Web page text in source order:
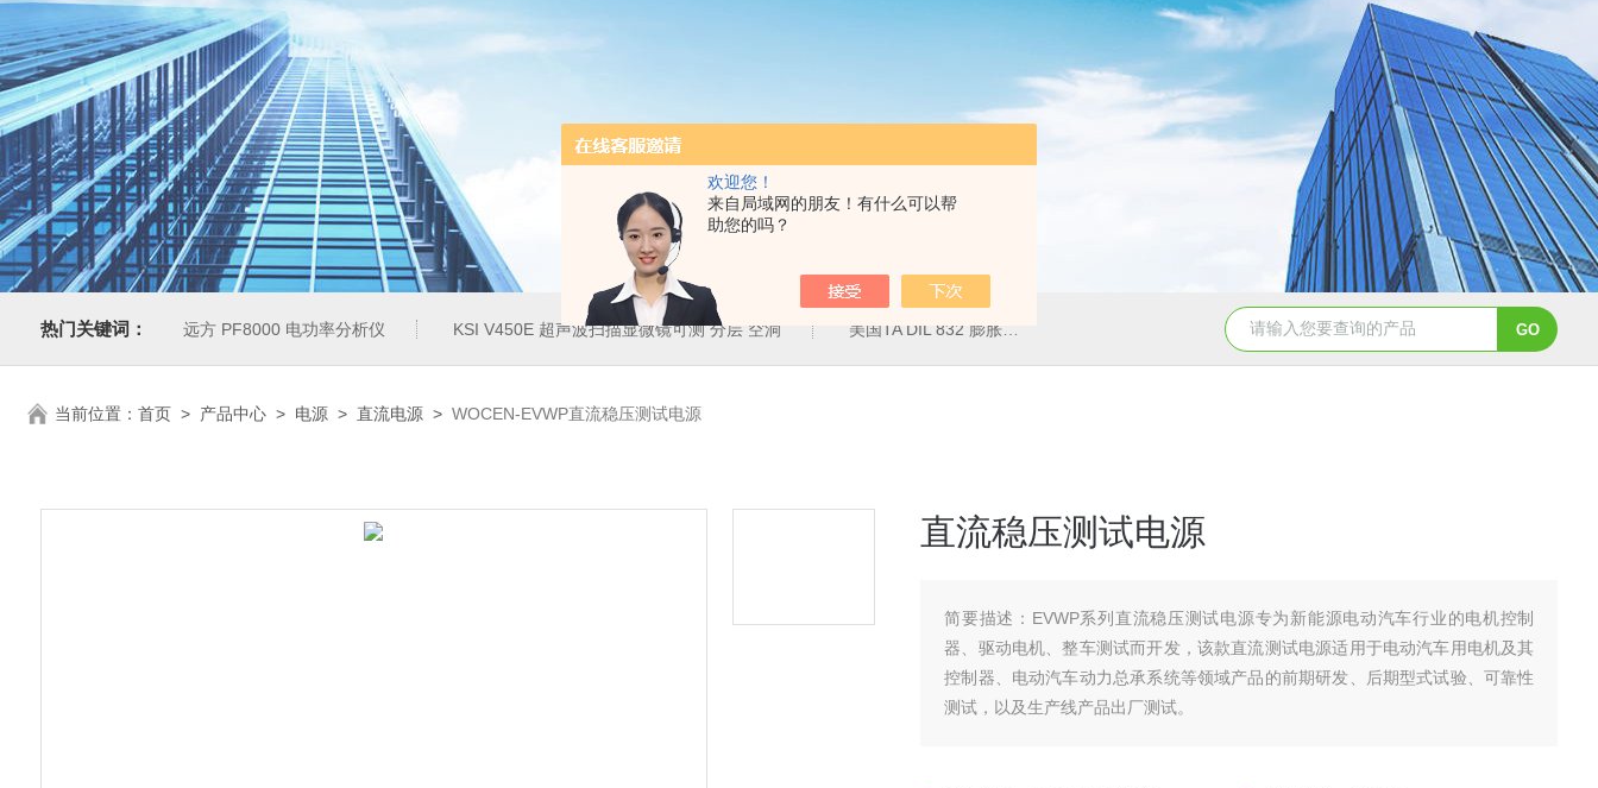
欢迎您！
来自局域网的朋友！有什么可以帮
助您的吗？
热门关键词： 远方 PF8000 电功率分析仪 KSI V450E 超声波扫描显微镜可测 分层 空洞 美国TA DIL 832 膨胀仪 TGA 550热重分析仪 美国TA Discovery Core 流变仪
当前位置： 首页 > 产品中心 > 电源 > 直流电源 > WOCEN-EVWP直流稳压测试电源
直流稳压测试电源
简要描述： EVWP系列直流稳压测试电源专为新能源电动汽车行业的电机控制
器、驱动电机、整车测试而开发，该款直流测试电源适用于电动汽车用电机及其
控制器、电动汽车动力总承系统等领域产品的前期研发、后期型式试验、可靠性
测试，以及生产线产品出厂测试。